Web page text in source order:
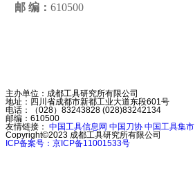
邮 编：610500
主办单位：成都工具研究所有限公司
地址：四川省成都市新都工业大道东段601号
电话：（028）83243828 (028)83242134
邮编：610500
友情链接： 中国工具信息网 中国刀协 中国工具集市
Copyright©2023 成都工具研究所有限公司
ICP备案号：京ICP备11001533号